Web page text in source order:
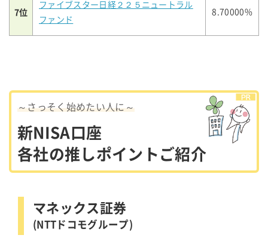
7位
ファイブスター日経２２５ニュートラル
ファンド
8.70000%
～さっそく始めたい人に～
新NISA口座
各社の推しポイントご紹介
マネックス証券
(NTTドコモグループ)